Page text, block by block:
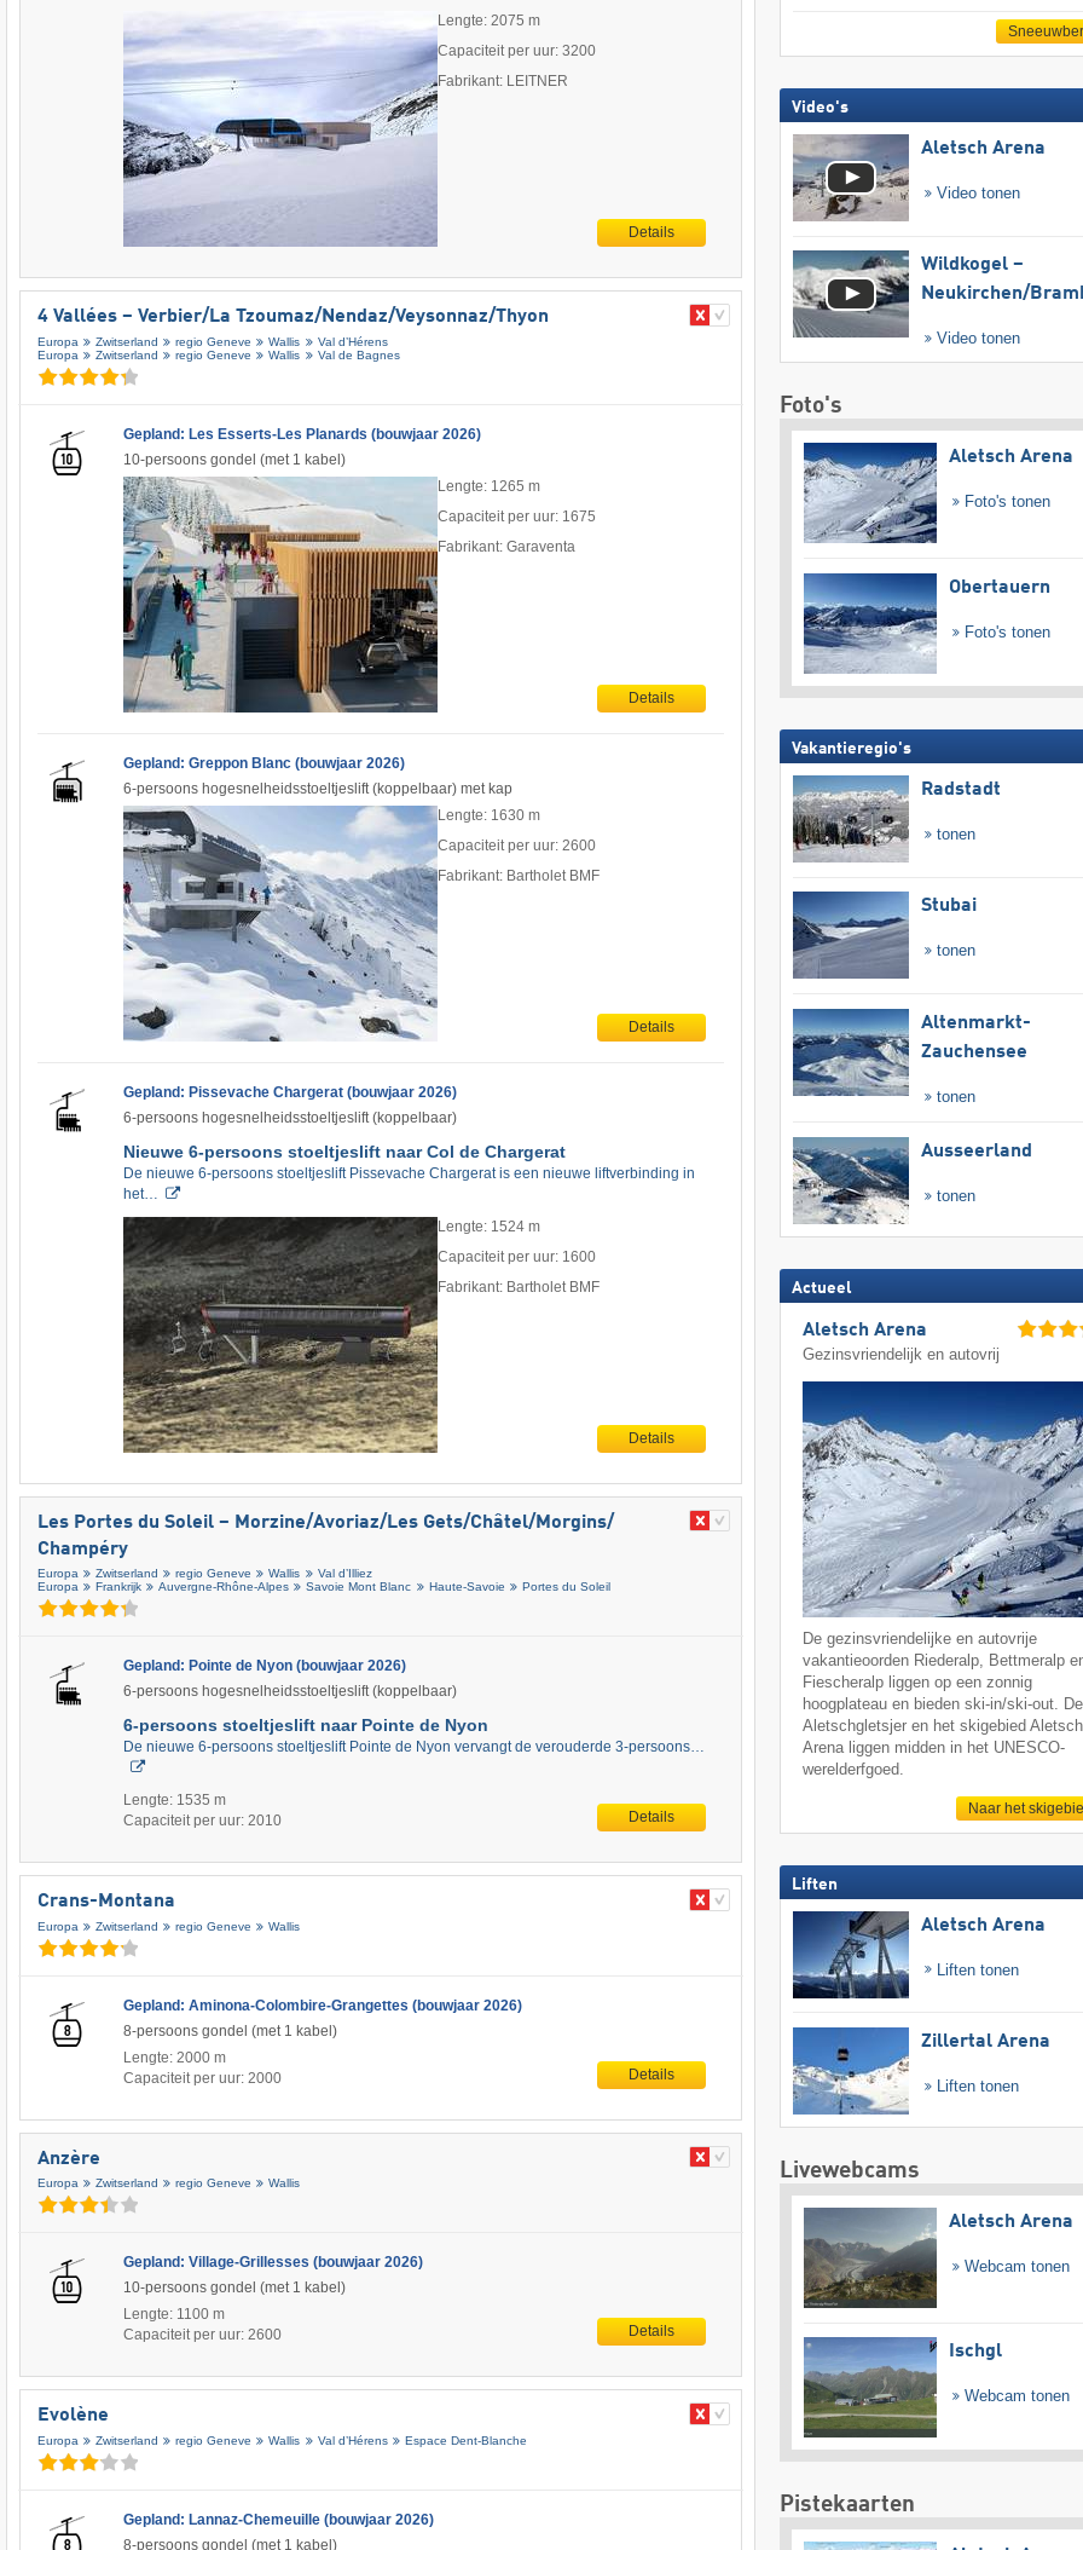
Lengte: 2075 m
Capaciteit per uur: 3200
Fabrikant: LEITNER
Details
4 Vallées – Verbier/​La Tzoumaz/​Nendaz/​Veysonnaz/​Thyon
Europa Zwitserland regio Geneve Wallis
Val d’Hérens
Europa
Zwitserland regio Geneve Wallis Val de Bagnes
Gepland: Les Esserts-Les Planards (bouwjaar 2026)
10-persoons gondel (met 1 kabel)
Lengte: 1265 m
Capaciteit per uur: 1675
Fabrikant: Garaventa
Details
Gepland: Greppon Blanc (bouwjaar 2026)
6-persoons hogesnelheidsstoeltjeslift (koppelbaar) met kap
Lengte: 1630 m
Capaciteit per uur: 2600
Fabrikant: Bartholet BMF
Details
Gepland: Pissevache Chargerat (bouwjaar 2026)
6-persoons hogesnelheidsstoeltjeslift (koppelbaar)
Nieuwe 6-persoons stoeltjeslift naar Col de Chargerat
De nieuwe 6-persoons stoeltjeslift Pissevache Chargerat is een nieuwe liftverbinding in
het…
Lengte: 1524 m
Capaciteit per uur: 1600
Fabrikant: Bartholet BMF
Details
Les Portes du Soleil – Morzine/​Avoriaz/​Les Gets/​Châtel/​Morgins/​
Champéry
Europa Zwitserland regio Geneve Wallis
Val d’Illiez
Europa
Frankrijk Auvergne-Rhône-Alpes Savoie Mont Blanc Haute-Savoie Portes du Soleil
Gepland: Pointe de Nyon (bouwjaar 2026)
6-persoons hogesnelheidsstoeltjeslift (koppelbaar)
6-persoons stoeltjeslift naar Pointe de Nyon
De nieuwe 6-persoons stoeltjeslift Pointe de Nyon vervangt de verouderde 3-persoons…
Lengte: 1535 m
Capaciteit per uur: 2010
Details
Crans-Montana
Europa Zwitserland regio Geneve Wallis
Gepland: Aminona-Colombire-Grangettes (bouwjaar 2026)
8-persoons gondel (met 1 kabel)
Lengte: 2000 m
Capaciteit per uur: 2000
Details
Anzère
Europa Zwitserland regio Geneve Wallis
Gepland: Village-Grillesses (bouwjaar 2026)
10-persoons gondel (met 1 kabel)
Lengte: 1100 m
Capaciteit per uur: 2600
Details
Evolène
Europa Zwitserland regio Geneve Wallis Val d’Hérens Espace Dent-Blanche
Gepland: Lannaz-Chemeuille (bouwjaar 2026)
8-persoons gondel (met 1 kabel)
Video's
Aletsch Arena
Video tonen
Wildkogel –
Neukirchen/​
Video tonen
Foto's
Aletsch Arena
Foto's tonen
Obertauern
Foto's tonen
Vakantieregio's
Radstadt
tonen
Stubai
tonen
Altenmarkt-
Zauchensee
tonen
Ausseerland
tonen
Actueel
Aletsch Arena
Gezinsvriendelijk en autovrij
De gezinsvriendelijke en autovrije
vakantieoorden Riederalp, Bettmeralp
Fiescheralp liggen op een zonnig
hoogplateau en bieden ski-in/ski-out. De
Aletschgletsjer en het skigebied Aletsch
Arena liggen midden in het UNESCO-
werelderfgoed.
Naar het
Liften
Aletsch Arena
Liften tonen
Zillertal Arena
Liften tonen
Livewebcams
Aletsch Arena
Webcam tonen
Ischgl
Webcam tonen
Pistekaarten